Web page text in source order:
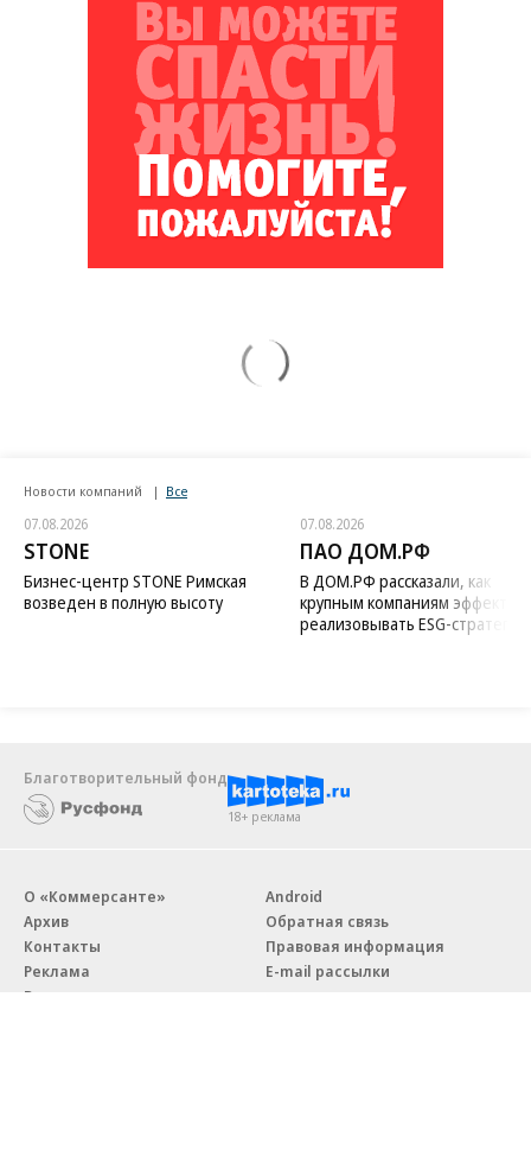
Новости компаний Все
07.08.2026
STONE
Бизнес-центр STONE Римская
возведен в полную высоту
07.08.2026
ПАО ДОМ.РФ
В ДОМ.РФ рассказали, как
крупным компаниям
реализовывать ESG-стратегию
Благотворительный фонд
18+ реклама
О «Коммерсанте»
Архив
Контакты
Реклама
Вакансии
Android
Обратная связь
Правовая информация
E-mail рассылки